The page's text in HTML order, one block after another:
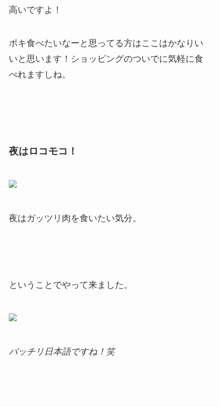
高いですよ！
ポキ食べたいなーと思ってる方はここはかなりい
いと思います！ショッピングのついでに気軽に食
べれますしね。
夜はロコモコ！
夜はガッツリ肉を食いたい気分。
ということでやって来ました。
バッチリ日本語ですね！笑